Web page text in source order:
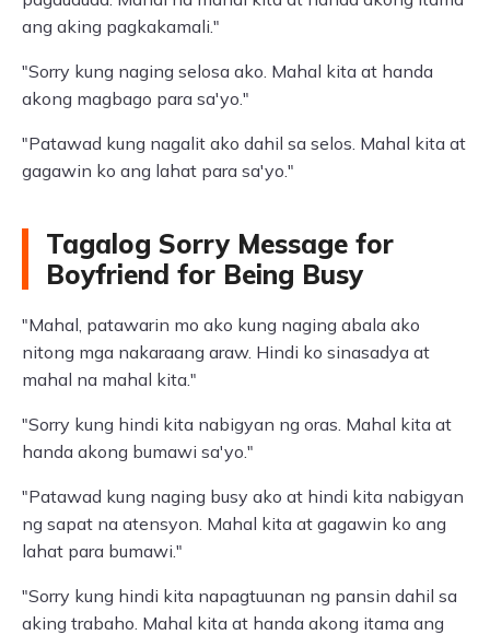
ang aking pagkakamali."
"Sorry kung naging selosa ako. Mahal kita at handa
akong magbago para sa'yo."
"Patawad kung nagalit ako dahil sa selos. Mahal kita at
gagawin ko ang lahat para sa'yo."
Tagalog Sorry Message for
Boyfriend for Being Busy
"Mahal, patawarin mo ako kung naging abala ako
nitong mga nakaraang araw. Hindi ko sinasadya at
mahal na mahal kita."
"Sorry kung hindi kita nabigyan ng oras. Mahal kita at
handa akong bumawi sa'yo."
"Patawad kung naging busy ako at hindi kita nabigyan
ng sapat na atensyon. Mahal kita at gagawin ko ang
lahat para bumawi."
"Sorry kung hindi kita napagtuunan ng pansin dahil sa
aking trabaho. Mahal kita at handa akong itama ang